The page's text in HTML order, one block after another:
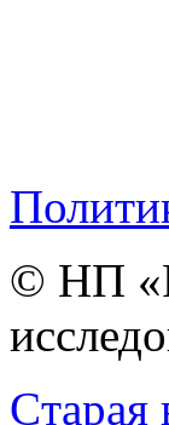
© НП
Cтарая